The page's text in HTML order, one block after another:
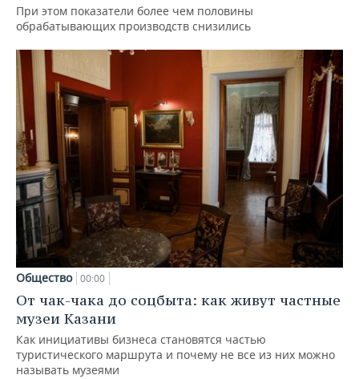
При этом показатели более чем половины
обрабатывающих производств снизились
Общество 00:00
От чак-чака до соцбыта: как живут частные
музеи Казани
Как инициативы бизнеса становятся частью
туристического маршрута и почему не все из них можно
называть музеями